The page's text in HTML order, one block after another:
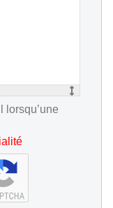
lorsqu’une